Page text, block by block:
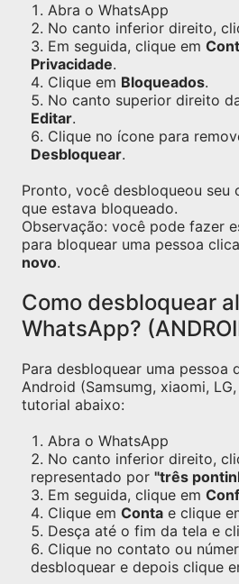
Abra o WhatsApp
No canto inferior direito,
Em seguida, clique em
Privacidade.
Clique em Bloqueados.
No canto superior direito
Editar.
Clique no ícone para
Desbloquear.
Pronto, você desbloqueou seu
que estava bloqueado.
Observação: você pode fazer
para bloquear uma pessoa
novo.
Como desbloquear
WhatsApp?
Para desbloquear uma pessoa
Android (Samsumg, xiaomi,
tutorial abaixo:
Abra o WhatsApp
No canto inferior direito,
representado por "três
Em seguida, clique em
Clique em Conta e clique
Desça até o fim da tela e
Clique no contato ou
desbloquear e depois clique